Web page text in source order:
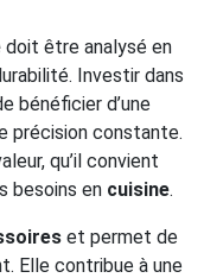
doit être analysé en
Investir dans
bénéficier d’une
précision constante.
qu’il convient
besoins en cuisine.
et permet de
Elle contribue à une